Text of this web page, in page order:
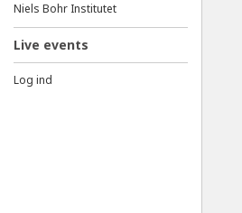
Niels Bohr Institutet
Live events
Log ind